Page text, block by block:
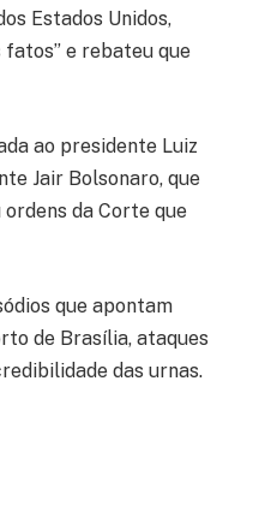
Estados Unidos,
fatos” e rebateu que
ao presidente Luiz
Jair Bolsonaro, que
da Corte que
que apontam
de Brasília, ataques
das urnas.